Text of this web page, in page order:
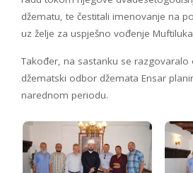
džematu, te čestitali imenovanje na
uz želje za uspješno vođenje
Također, na sastanku se
džematski odbor džemata Ensar
narednom periodu.